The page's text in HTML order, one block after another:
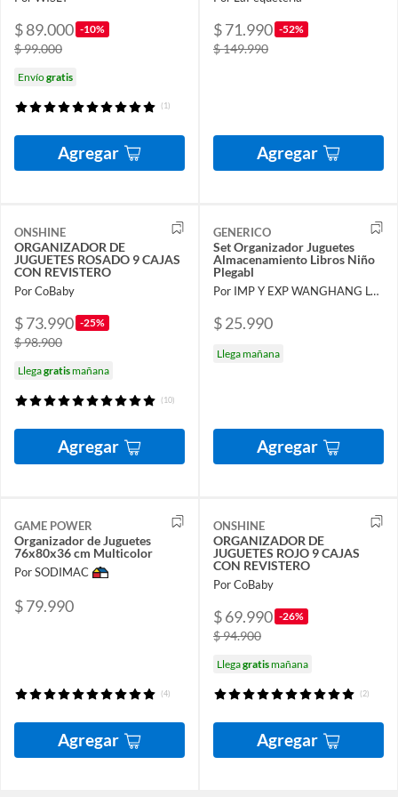
$ 89.000 -10%
$ 99.000
Envíogratis
(1)
Agregar
$ 71.990 -52%
$ 149.990
Agregar
ONSHINE
ORGANIZADOR DE
JUGUETES ROSADO 9 CAJAS
CON REVISTERO
Por CoBaby
$ 73.990 -25%
$ 98.900
Llegagratismañana
(10)
Agregar
GENERICO
Set Organizador Juguetes
Almacenamiento Libros Niño
Plegabl
Por IMP Y EXP WANGHANG LTDA
$ 25.990
Llega mañana
Agregar
GAME POWER
Organizador de Juguetes
76x80x36 cm Multicolor
Por SODIMAC
$ 79.990
(4)
Agregar
ONSHINE
ORGANIZADOR DE
JUGUETES ROJO 9 CAJAS
CON REVISTERO
Por CoBaby
$ 69.990 -26%
$ 94.900
Llegagratismañana
(2)
Agregar